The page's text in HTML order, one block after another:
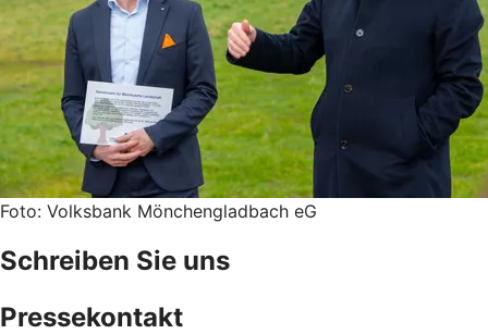
Foto: Volksbank Mönchengladbach eG
Schreiben Sie uns
Pressekontakt